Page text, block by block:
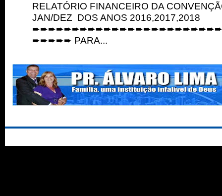
RELATÓRIO FINANCEIRO DA
JAN/DEZ DOS ANOS 2016,2017,2018
➨➨➨➨➨ PARA...